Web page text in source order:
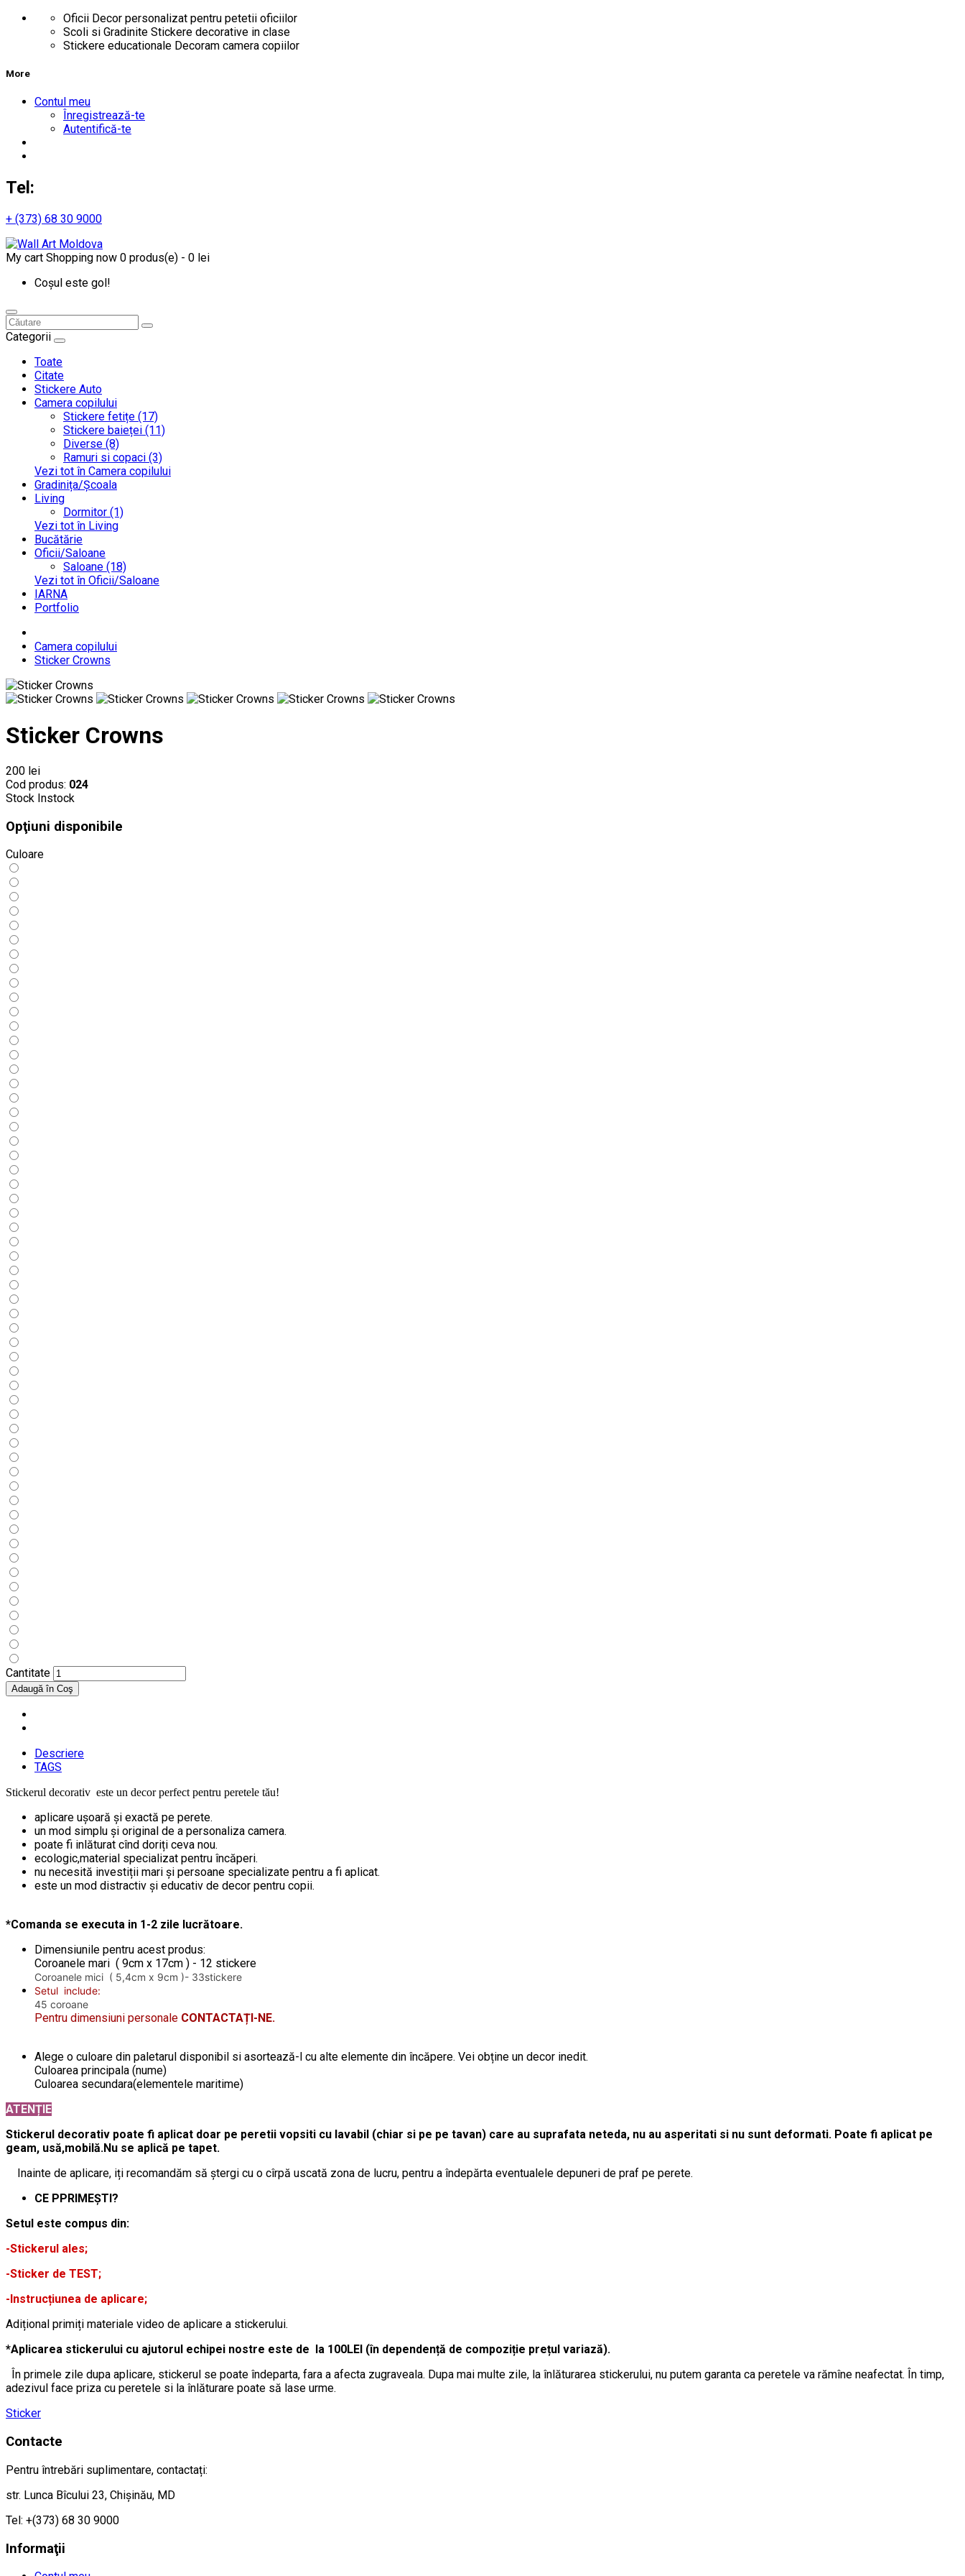
Oficii Decor personalizat pentru petetii oficiilor
Scoli si Gradinite Stickere decorative in clase
Stickere educationale Decoram camera copiilor
More
Contul meu
Înregistrează-te
Autentifică-te
Tel:
+ (373) 68 30 9000
My cart Shopping now 0 produs(e) - 0 lei
Coșul este gol!
Categorii
Toate
Citate
Stickere Auto
Camera copilului
Stickere fetițe (17)
Stickere baieței (11)
Diverse (8)
Ramuri si copaci (3)
Vezi tot în Camera copilului
Gradinița/Școala
Living
Dormitor (1)
Vezi tot în Living
Bucătărie
Oficii/Saloane
Saloane (18)
Vezi tot în Oficii/Saloane
IARNA
Portfolio
Camera copilului
Sticker Crowns
Sticker Crowns
200 lei
Cod produs: 024
Stock Instock
Opţiuni disponibile
Culoare
Cantitate
Descriere
TAGS
Stickerul decorativ este un decor perfect pentru peretele tău!
aplicare ușoară și exactă pe perete.
un mod simplu și original de a personaliza camera.
poate fi inlăturat cînd doriți ceva nou.
ecologic,material specializat pentru încăperi.
nu necesită investiții mari și persoane specializate pentru a fi aplicat.
este un mod distractiv și educativ de decor pentru copii.
*Comanda se executa in 1-2 zile lucrătoare.
Dimensiunile pentru acest produs:
Coroanele mari ( 9cm x 17cm ) - 12 stickere
Coroanele mici ( 5,4cm x 9cm )- 33stickere
Setul include:
45 coroane
Pentru dimensiuni personale CONTACTAȚI-NE.
Alege o culoare din paletarul disponibil si asortează-l cu alte elemente din încăpere. Vei obține un decor inedit.
Culoarea principala (nume)
Culoarea secundara(elementele maritime)
ATENȚIE
Stickerul decorativ poate fi aplicat doar pe peretii vopsiti cu lavabil (chiar si pe pe tavan) care au suprafata neteda, nu au asperitati si nu sunt deformati. Poate fi aplicat pe
geam, usă,mobilă.Nu se aplică pe tapet.
Inainte de aplicare, iți recomandăm să ștergi cu o cîrpă uscată zona de lucru, pentru a îndepărta eventualele depuneri de praf pe perete.
CE PPRIMEȘTI?
Setul este compus din:
-Stickerul ales;
-Sticker de TEST;
-Instrucțiunea de aplicare;
Adițional primiți materiale video de aplicare a stickerului.
*Aplicarea stickerului cu ajutorul echipei nostre este de la 100LEI (în dependență de compoziție prețul variază).
În primele zile dupa aplicare, stickerul se poate îndeparta, fara a afecta zugraveala. Dupa mai multe zile, la înlăturarea stickerului, nu putem garanta ca peretele va rămîne neafectat. În timp,
adezivul face priza cu peretele si la înlăturare poate să lase urme.
Sticker
Contacte
Pentru întrebări suplimentare, contactați:
str. Lunca Bîcului 23, Chișinău, MD
Tel: +(373) 68 30 9000
Informaţii